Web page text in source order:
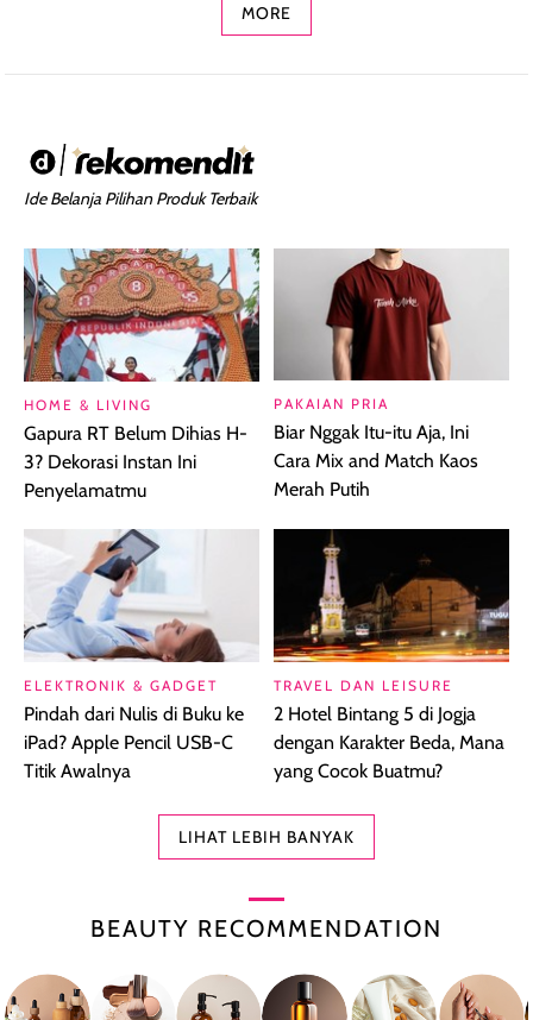
MORE
Ide Belanja Pilihan Produk Terbaik
HOME & LIVING
Gapura RT Belum Dihias H-
3? Dekorasi Instan Ini
Penyelamatmu
PAKAIAN PRIA
Biar Nggak Itu-itu Aja, Ini
Cara Mix and Match Kaos
Merah Putih
ELEKTRONIK & GADGET
Pindah dari Nulis di Buku ke
iPad? Apple Pencil USB-C
Titik Awalnya
TRAVEL DAN LEISURE
2 Hotel Bintang 5 di Jogja
dengan Karakter Beda, Mana
yang Cocok Buatmu?
LIHAT LEBIH BANYAK
BEAUTY RECOMMENDATION